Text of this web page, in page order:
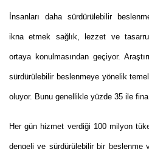
İnsanları daha sürdürülebilir
ikna etmek sağlık, lezzet ve
ortaya konulmasından geçiyor.
sürdürülebilir beslenmeye yönelik
oluyor. Bunu genellikle yüzde 35 ile
Her gün hizmet verdiği 100 milyon
dengeli ve sürdürülebilir bir beslenme